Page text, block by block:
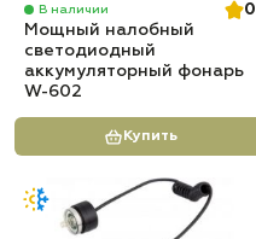
В наличии
0
Мощный налобный
светодиодный
аккумуляторный фонарь
W-602
Купить